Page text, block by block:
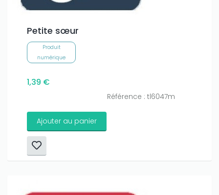
Petite sœur
Produit
numérique
1,39 €
Référence : tl6047m
Ajouter au panier